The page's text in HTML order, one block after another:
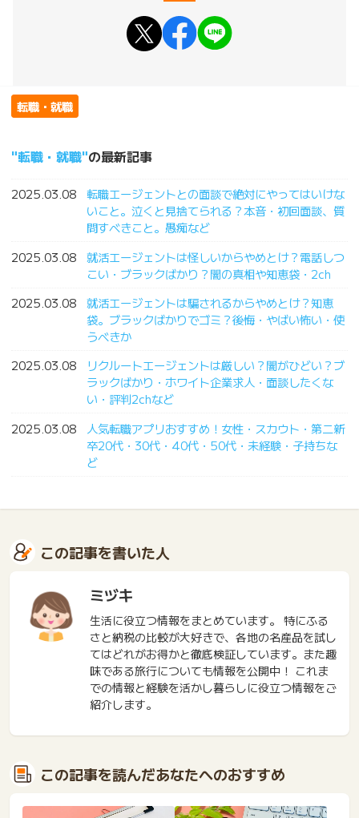
転職・就職
転職・就職 の最新記事
2025.03.08
転職エージェントとの面談で絶対にやってはいけな
いこと。泣くと見捨てられる？本音・初回面談、質
問すべきこと。愚痴など
2025.03.08
就活エージェントは怪しいからやめとけ？電話しつ
こい・ブラックばかり？闇の真相や知恵袋・2ch
2025.03.08
就活エージェントは騙されるからやめとけ？知恵
袋。ブラックばかりでゴミ？後悔・やばい怖い・使
うべきか
2025.03.08
リクルートエージェントは厳しい？闇がひどい？ブ
ラックばかり・ホワイト企業求人・面談したくな
い・評判2chなど
2025.03.08
人気転職アプリおすすめ！女性・スカウト・第二新
卒20代・30代・40代・50代・未経験・子持ちな
ど
この記事を書いた人
ミヅキ
生活に役立つ情報をまとめています。 特にふる
さと納税の比較が大好きで、各地の名産品を試し
てはどれがお得かと徹底検証しています。また趣
味である旅行についても情報を公開中！ これま
での情報と経験を活かし暮らしに役立つ情報をご
紹介します。
この記事を読んだあなたへのおすすめ